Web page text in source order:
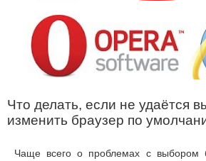
Что делать, если не удаётся
изменить браузер по
Чаще всего о проблемах с выбором